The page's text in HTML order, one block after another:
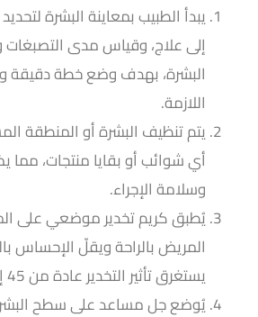
يبدأ الطبيب بمعاينة البشرة
إلى علاج، وقياس مدى
البشرة، بهدف وضع خطة دقيقة
اللازمة.
يتم تنظيف البشرة أو المنطقة
أي شوائب أو بقايا منتجات، مما
وسلامة الإجراء.
يُطبق كريم تخدير موضعي على
المريض بالراحة ويقلّ الإحساس
يستغرق تأثير التخدير عادة من 45 إلى 60 دقيقة.
يُوضع جل مساعد على سطح